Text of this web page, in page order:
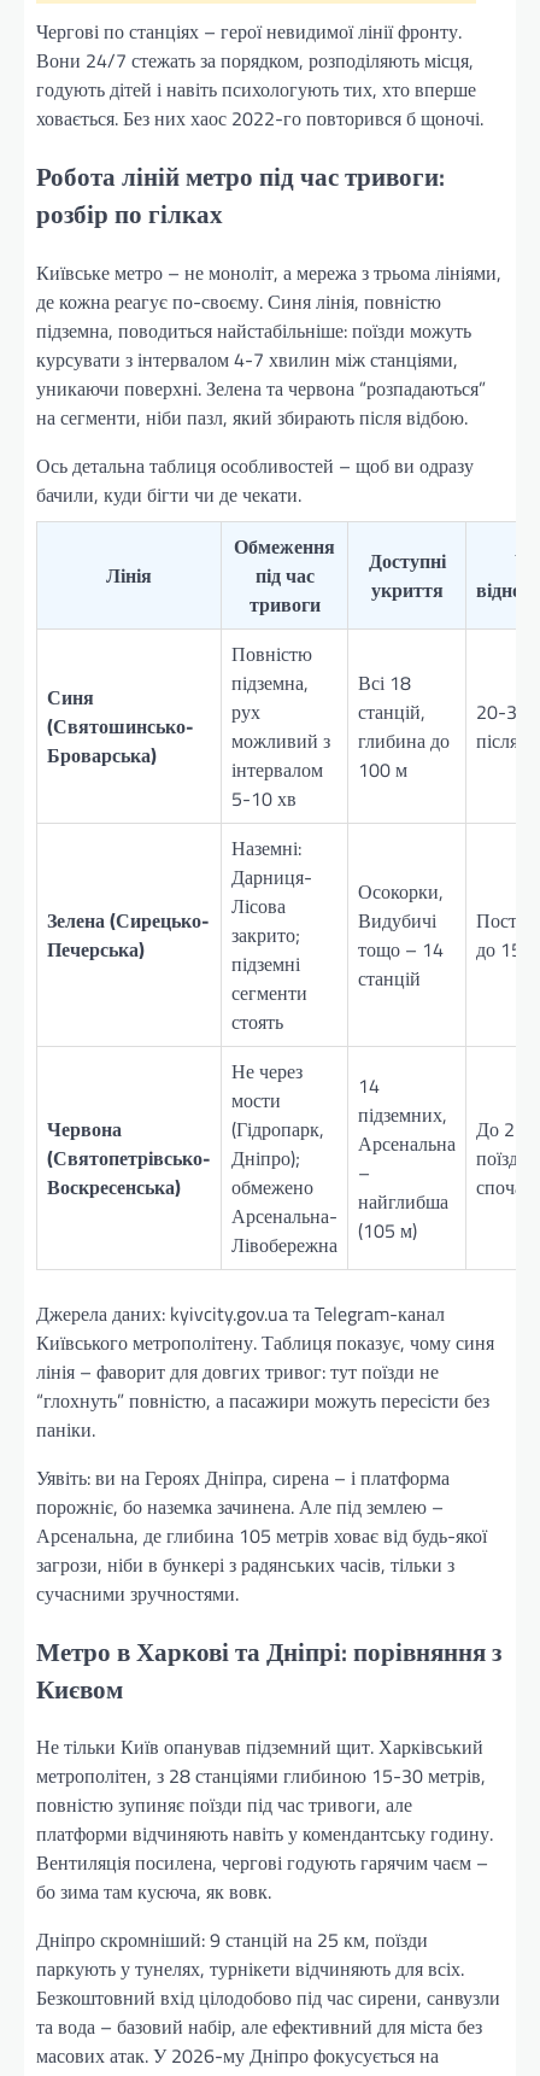
Чергові по станціях – герої невидимої лінії фронту.
Вони 24/7 стежать за порядком, розподіляють місця,
годують дітей і навіть психологують тих, хто вперше
ховається. Без них хаос 2022-го повторився б щоночі.
Робота ліній метро під час тривоги:
розбір по гілках
Київське метро – не моноліт, а мережа з трьома лініями,
де кожна реагує по-своєму. Синя лінія, повністю
підземна, поводиться найстабільніше: поїзди можуть
курсувати з інтервалом 4-7 хвилин між станціями,
уникаючи поверхні. Зелена та червона “розпадаються”
на сегменти, ніби пазл, який збирають після відбою.
Ось детальна таблиця особливостей – щоб ви одразу
бачили, куди бігти чи де чекати.
Лінія
Обмеження
під час
тривоги
Доступні
укриття
Синя
(Святошинсько-
Броварська)
Повністю
підземна,
рух
можливий з
інтервалом
5-10 хв
Всі 18
станцій,
глибина до
100 м
20-30
після
Зелена (Сирецько-
Печерська)
Наземні:
Дарниця-
Лісова
закрито;
підземні
сегменти
стоять
Осокорки,
Видубичі
тощо – 14
станцій
до 15
Червона
(Святопетрівсько-
Воскресенська)
Не через
мости
(Гідропарк,
Дніпро);
обмежено
Арсенальна-
Лівобережна
14
підземних,
Арсенальна
–
найглибша
(105 м)
До 25
поїзди
Джерела даних: kyivcity.gov.ua та Telegram-канал
Київського метрополітену. Таблиця показує, чому синя
лінія – фаворит для довгих тривог: тут поїзди не
“глохнуть” повністю, а пасажири можуть пересісти без
паніки.
Уявіть: ви на Героях Дніпра, сирена – і платформа
порожніє, бо наземка зачинена. Але під землею –
Арсенальна, де глибина 105 метрів ховає від будь-якої
загрози, ніби в бункері з радянських часів, тільки з
сучасними зручностями.
Метро в Харкові та Дніпрі: порівняння з
Києвом
Не тільки Київ опанував підземний щит. Харківський
метрополітен, з 28 станціями глибиною 15-30 метрів,
повністю зупиняє поїзди під час тривоги, але
платформи відчиняють навіть у комендантську годину.
Вентиляція посилена, чергові годують гарячим чаєм –
бо зима там кусюча, як вовк.
Дніпро скромніший: 9 станцій на 25 км, поїзди
паркують у тунелях, турнікети відчиняють для всіх.
Безкоштовний вхід цілодобово під час сирени, санвузли
та вода – базовий набір, але ефективний для міста без
масових атак. У 2026-му Дніпро фокусується на